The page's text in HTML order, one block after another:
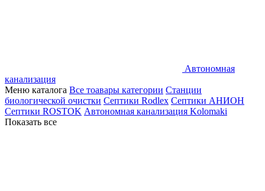
Автономная
канализация
Меню каталога Все тоавары категории Станции
биологической очистки Септики Rodlex Септики АНИОН
Септики ROSTOK Автономная канализация Kolomaki
Показать все